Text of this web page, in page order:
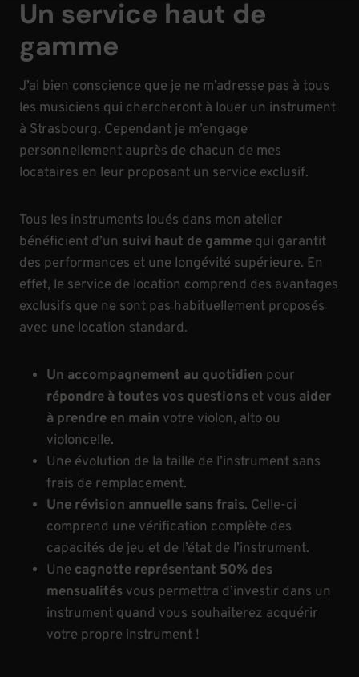
Un service haut de
gamme
J’ai bien conscience que je ne m’adresse pas à tous
les musiciens qui chercheront à louer un instrument
à Strasbourg. Cependant je m’engage
personnellement auprès de chacun de mes
locataires en leur proposant un service exclusif.
Tous les instruments loués dans mon atelier
bénéficient d’un suivi haut de gamme qui garantit
des performances et une longévité supérieure. En
effet, le service de location comprend des avantages
exclusifs que ne sont pas habituellement proposés
avec une location standard.
Un accompagnement au quotidien pour
répondre à toutes vos questions et vous aider
à prendre en main votre violon, alto ou
violoncelle.
Une évolution de la taille de l’instrument sans
frais de remplacement.
Une révision annuelle sans frais. Celle-ci
comprend une vérification complète des
capacités de jeu et de l’état de l’instrument.
Une cagnotte représentant 50% des
mensualités vous permettra d’investir dans un
instrument quand vous souhaiterez acquérir
votre propre instrument !